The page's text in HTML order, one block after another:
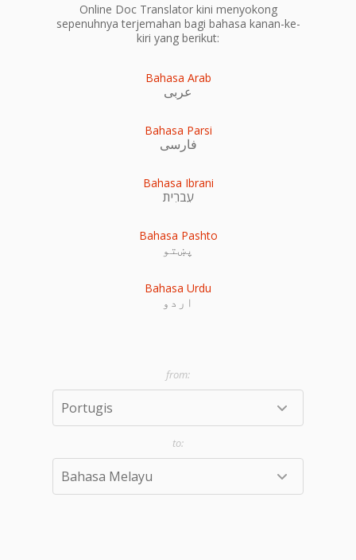
Online Doc Translator kini menyokong
sepenuhnya terjemahan bagi bahasa kanan-ke-
kiri yang berikut:
Bahasa Arab
عربى
Bahasa Parsi
فارسی
Bahasa Ibrani
עִברִית
Bahasa Pashto
پښتو
Bahasa Urdu
اردو